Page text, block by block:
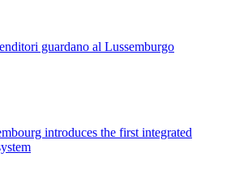
guardano al Lussemburgo
introduces the first integrated